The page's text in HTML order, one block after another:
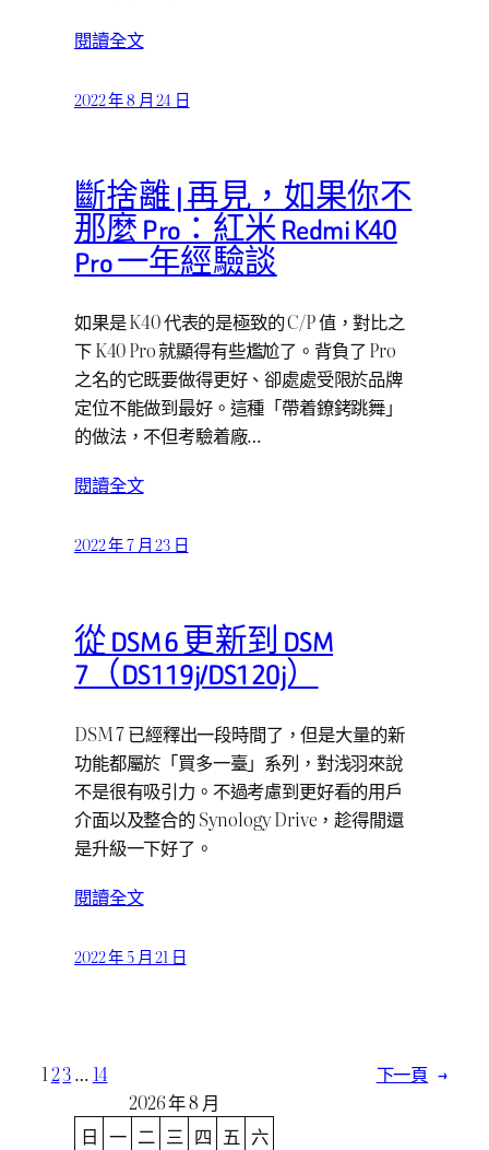
閱讀全文
2022 年 8 月 24 日
斷捨離 | 再見，如果你不
那麼 Pro：紅米 Redmi K40
Pro 一年經驗談
如果是 K40 代表的是極致的 C/P 值，對比之
下 K40 Pro 就顯得有些尷尬了。背負了 Pro
之名的它既要做得更好、卻處處受限於品牌
定位不能做到最好。這種「帶着鐐銬跳舞」
的做法，不但考驗着廠…
閱讀全文
2022 年 7 月 23 日
從 DSM 6 更新到 DSM
7（DS119j/DS120j）
DSM 7 已經釋出一段時間了，但是大量的新
功能都屬於「買多一臺」系列，對浅羽來說
不是很有吸引力。不過考慮到更好看的用戶
介面以及整合的 Synology Drive，趁得閒還
是升級一下好了。
閱讀全文
2022 年 5 月 21 日
123…14 下一頁 →
2026 年 8 月
日 一 二 三 四 五 六